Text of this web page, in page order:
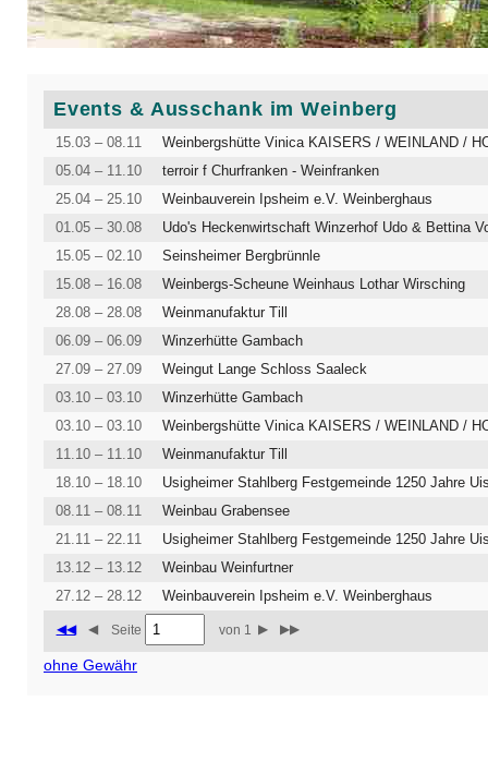
Events & Ausschank im Weinberg
◀◀ ◀ Seite von 1 ▶ ▶▶
ohne Gewähr
15.03 – 08.11
Weinbergshütte Vinica KAISERS / WEINLAND /
05.04 – 11.10
terroir f Churfranken - Weinfranken
25.04 – 25.10
Weinbauverein Ipsheim e.V. Weinberghaus
01.05 – 30.08
Udo's Heckenwirtschaft Winzerhof Udo & Bettina
15.05 – 02.10
Seinsheimer Bergbrünnle
15.08 – 16.08
Weinbergs-Scheune Weinhaus Lothar Wirsching
28.08 – 28.08
Weinmanufaktur Till
06.09 – 06.09
Winzerhütte Gambach
27.09 – 27.09
Weingut Lange Schloss Saaleck
03.10 – 03.10
Winzerhütte Gambach
03.10 – 03.10
Weinbergshütte Vinica KAISERS / WEINLAND /
11.10 – 11.10
Weinmanufaktur Till
18.10 – 18.10
08.11 – 08.11
Weinbau Grabensee
21.11 – 22.11
13.12 – 13.12
Weinbau Weinfurtner
27.12 – 28.12
Weinbauverein Ipsheim e.V. Weinberghaus